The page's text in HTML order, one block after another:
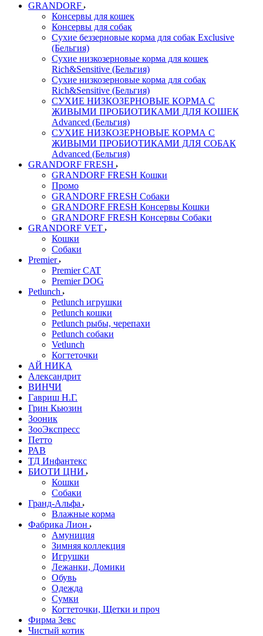
GRANDORF
Консервы для кошек
Консервы для собак
Сухие беззерновые корма для собак Exclusive
(Бельгия)
Сухие низкозерновые корма для кошек
Rich&Sensitive (Бельгия)
Сухие низкозерновые корма для собак
Rich&Sensitive (Бельгия)
СУХИЕ НИЗКОЗЕРНОВЫЕ КОРМА С
ЖИВЫМИ ПРОБИОТИКАМИ ДЛЯ КОШЕК
Advanced (Бельгия)
СУХИЕ НИЗКОЗЕРНОВЫЕ КОРМА С
ЖИВЫМИ ПРОБИОТИКАМИ ДЛЯ СОБАК
Advanced (Бельгия)
GRANDORF FRESH
GRANDORF FRESH Кошки
Промо
GRANDORF FRESH Собаки
GRANDORF FRESH Консервы Кошки
GRANDORF FRESH Консервы Собаки
GRANDORF VET
Кошки
Собаки
Premier
Premier CAT
Premier DOG
Petlunch
Petlunch игрушки
Petlunch кошки
Petlunch рыбы, черепахи
Petlunch собаки
Vetlunch
Когтеточки
АЙ НИКА
Александрит
ВИНЧИ
Гавриш Н.Г.
Грин Кьюзин
Зооник
ЗооЭкспресс
Петто
РАВ
ТД Инфантекс
БИОТИ ЦНИ
Кошки
Собаки
Гранд-Альфа
Влажные корма
Фабрика Лион
Амуниция
Зимняя коллекция
Игрушки
Лежанки, Домики
Обувь
Одежда
Сумки
Когтеточки, Щетки и проч
Фирма Зевс
Чистый котик